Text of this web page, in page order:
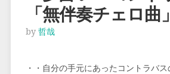
「無伴奏チェロ曲
by 哲哉
・・自分の手元にあったコントラバ